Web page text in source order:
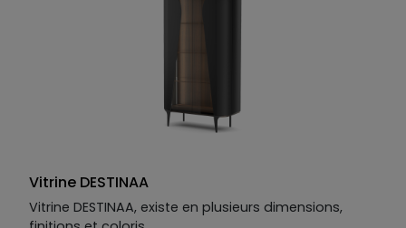
Vitrine DESTINAA
Vitrine DESTINAA, existe en plusieurs dimensions,